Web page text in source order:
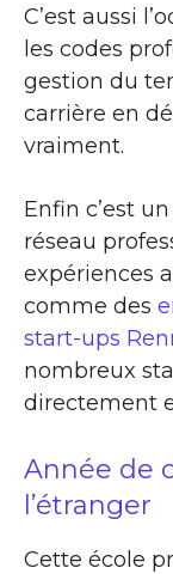
C’est aussi
les codes
gestion du
carrière en
vraiment.
Enfin c’est
réseau
expériences
comme des
start-ups
nombreux
directement
Année de
l’étranger
Cette école